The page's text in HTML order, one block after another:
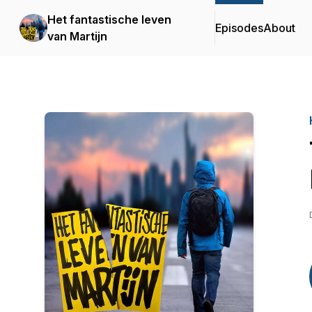
Het fantastische leven
van Martijn
EpisodesAbout